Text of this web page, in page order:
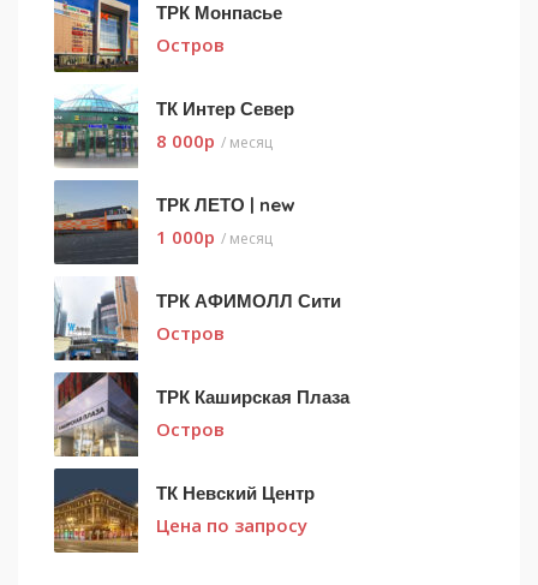
ТРК Монпасье
Остров
ТК Интер Север
8 000p / месяц
ТРК ЛЕТО | new
1 000p / месяц
ТРК АФИМОЛЛ Сити
Остров
ТРК Каширская Плаза
Остров
ТК Невский Центр
Цена по запросу